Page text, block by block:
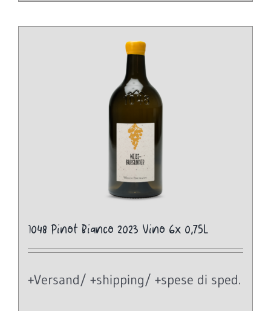
1048 Pinot Bianco 2023 Vino 6x 0,75L
+Versand/ +shipping/ +spese di sped.